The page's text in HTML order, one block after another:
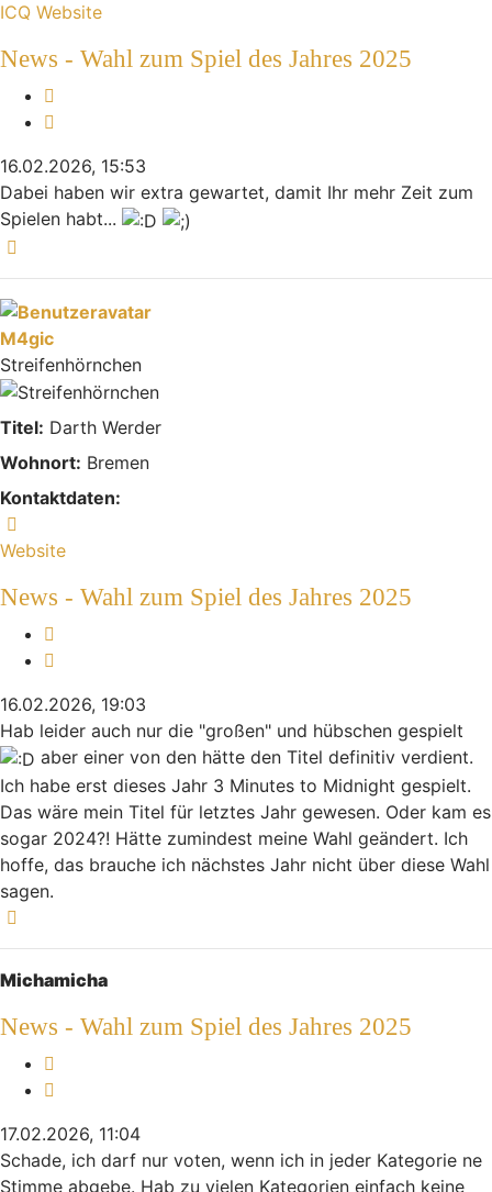
ICQ Website
News - Wahl zum Spiel des Jahres 2025
16.02.2026, 15:53
Dabei haben wir extra gewartet, damit Ihr mehr Zeit zum
Spielen habt...
M4gic
Streifenhörnchen
Titel: Darth Werder
Wohnort: Bremen
Kontaktdaten:
Website
News - Wahl zum Spiel des Jahres 2025
16.02.2026, 19:03
Hab leider auch nur die "großen" und hübschen gespielt
aber einer von den hätte den Titel definitiv verdient.
Ich habe erst dieses Jahr 3 Minutes to Midnight gespielt.
Das wäre mein Titel für letztes Jahr gewesen. Oder kam es
sogar 2024?! Hätte zumindest meine Wahl geändert. Ich
hoffe, das brauche ich nächstes Jahr nicht über diese Wahl
sagen.
Michamicha
News - Wahl zum Spiel des Jahres 2025
17.02.2026, 11:04
Schade, ich darf nur voten, wenn ich in jeder Kategorie ne
Stimme abgebe. Hab zu vielen Kategorien einfach keine